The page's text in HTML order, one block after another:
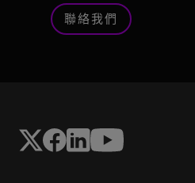
聯絡我們